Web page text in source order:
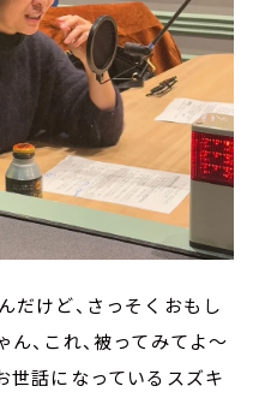
だけど、さっそくおもし
、これ、被ってみてよ～
世話になっているスズキ